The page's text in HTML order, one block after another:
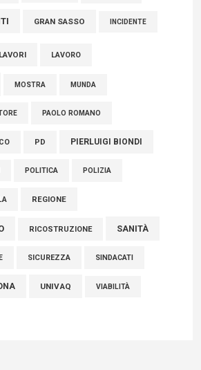
GRAN SASSO INCIDENTE
LAVORI LAVORO
MOSTRA MUNDA
PAOLO ROMANO
PD PIERLUIGI BIONDI
POLITICA POLIZIA
REGIONE
RICOSTRUZIONE SANITÀ
SICUREZZA SINDACATI
UNIVAQ VIABILITÀ